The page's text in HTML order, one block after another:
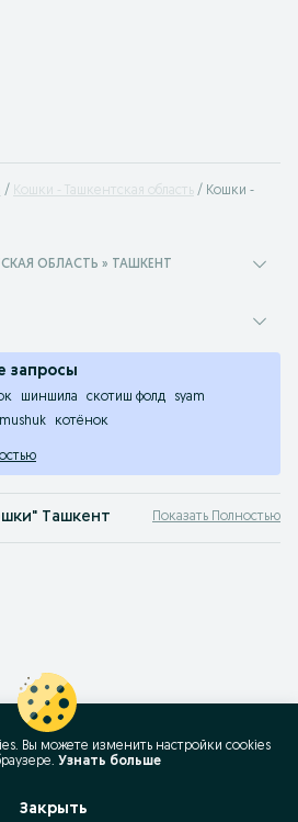
Кошки - Ташкентская область
Кошки -
ОБЛАСТЬ » ТАШКЕНТ
запросы
шиншила скотиш фолд
syam
котёнок
Ташкент
керл,Бенгальская,Британская
OLX.uz Ташкент. Заведи себе друга!
Показать Полностью
Вы можете изменить настройки cookies
Узнать больше
Закрыть